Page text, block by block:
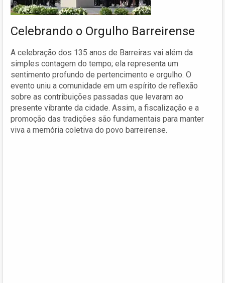
Celebrando o Orgulho Barreirense
A celebração dos 135 anos de Barreiras vai além da
simples contagem do tempo; ela representa um
sentimento profundo de pertencimento e orgulho. O
evento uniu a comunidade em um espírito de reflexão
sobre as contribuições passadas que levaram ao
presente vibrante da cidade. Assim, a fiscalização e a
promoção das tradições são fundamentais para manter
viva a memória coletiva do povo barreirense.